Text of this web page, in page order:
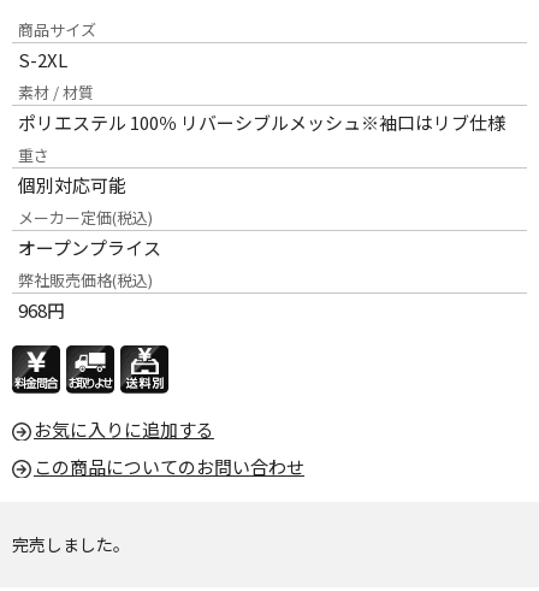
商品サイズ
S-2XL
素材 / 材質
ポリエステル 100％ リバーシブルメッシュ※袖口はリブ仕様
重さ
個別対応可能
メーカー定価(税込)
オープンプライス
弊社販売価格(税込)
968円
お気に入りに追加する
この商品についてのお問い合わせ
完売しました。